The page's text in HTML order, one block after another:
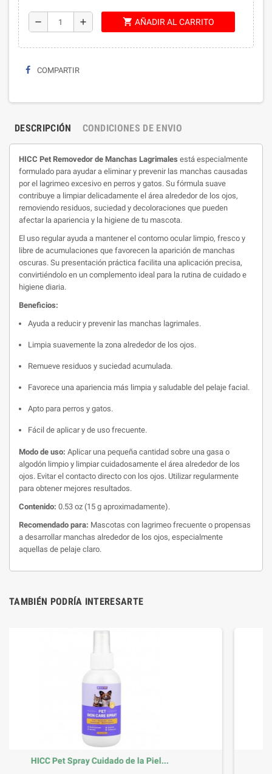
remove add shopping_cart AÑADIR AL CARRITO
COMPARTIR
DESCRIPCIÓN CONDICIONES DE ENVIO
HICC Pet Removedor de Manchas Lagrimales está especialmente
formulado para ayudar a eliminar y prevenir las manchas causadas
por el lagrimeo excesivo en perros y gatos. Su fórmula suave
contribuye a limpiar delicadamente el área alrededor de los ojos,
removiendo residuos, suciedad y decoloraciones que pueden
afectar la apariencia y la higiene de tu mascota.
El uso regular ayuda a mantener el contorno ocular limpio, fresco y
libre de acumulaciones que favorecen la aparición de manchas
oscuras. Su presentación práctica facilita una aplicación precisa,
convirtiéndolo en un complemento ideal para la rutina de cuidado e
higiene diaria.
Beneficios:
Ayuda a reducir y prevenir las manchas lagrimales.
Limpia suavemente la zona alrededor de los ojos.
Remueve residuos y suciedad acumulada.
Favorece una apariencia más limpia y saludable del pelaje facial.
Apto para perros y gatos.
Fácil de aplicar y de uso frecuente.
Modo de uso: Aplicar una pequeña cantidad sobre una gasa o
algodón limpio y limpiar cuidadosamente el área alrededor de los
ojos. Evitar el contacto directo con los ojos. Utilizar regularmente
para obtener mejores resultados.
Contenido: 0.53 oz (15 g aproximadamente).
Recomendado para: Mascotas con lagrimeo frecuente o propensas
a desarrollar manchas alrededor de los ojos, especialmente
aquellas de pelaje claro.
TAMBIÉN PODRÍA INTERESARTE
HICC Pet Spray Cuidado Oral 5.1 fl oz